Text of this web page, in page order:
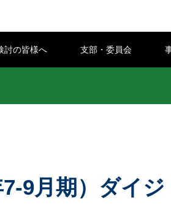
討の皆様へ 支部・委員会
9月期）ダイジ